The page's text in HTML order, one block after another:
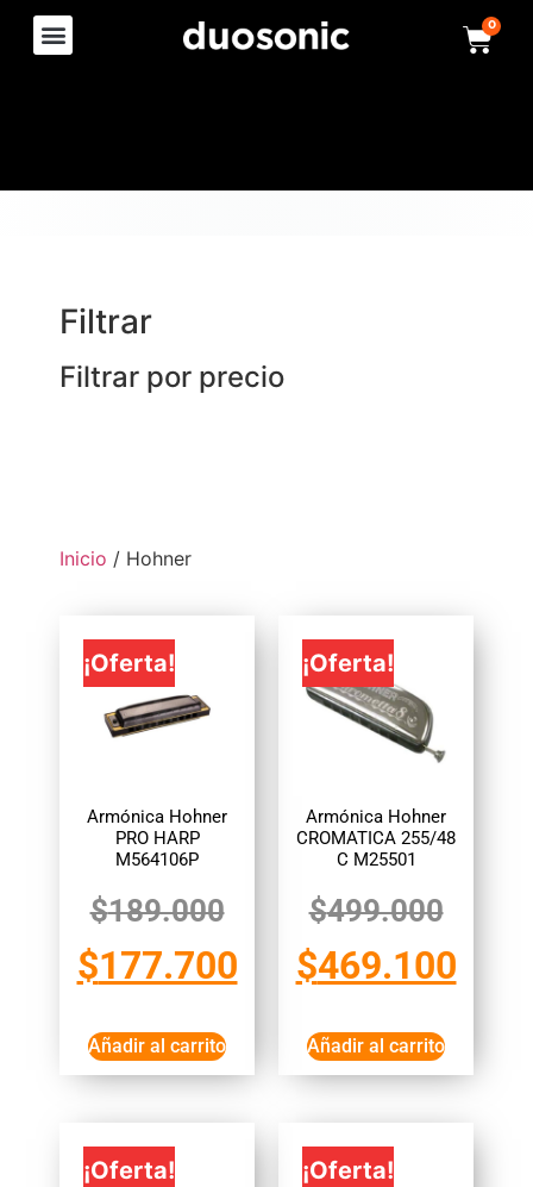
0
Filtrar
Filtrar por precio
Inicio / Hohner
¡Oferta!
Armónica Hohner
PRO HARP
M564106P
$189.000
$177.700
Añadir al carrito
¡Oferta!
Armónica Hohner
CROMATICA 255/48
C M25501
$499.000
$469.100
Añadir al carrito
¡Oferta! ¡Oferta!